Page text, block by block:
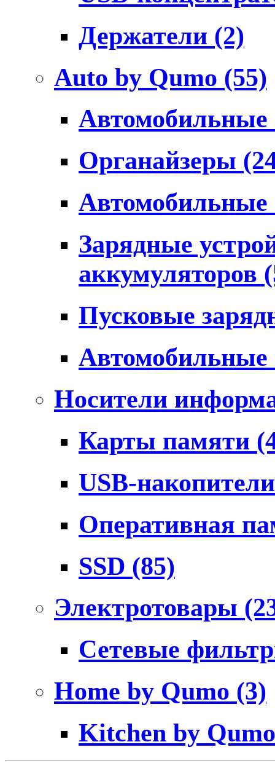
Держатели (2)
Auto by Qumo (55)
Органайзеры
Зарядные
аккумуляторов
Пусковые
Носители
Карты памяти
USB-
Оперативная
SSD (85)
Электротовары
Сетевые
Home by Qumo (3)
Kitchen by